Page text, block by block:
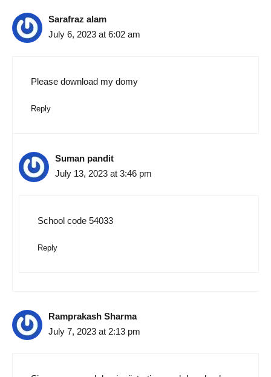
Sarafraz alam
July 6, 2023 at 6:02 am
Please download my domy
Reply
Suman pandit
July 13, 2023 at 3:46 pm
School code 54033
Reply
Ramprakash Sharma
July 7, 2023 at 2:13 pm